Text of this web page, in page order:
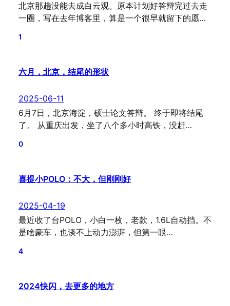
北京那趟没能去成白云观。原本计划好答辩完过去走
一圈，写在去年博客里，算是一个很早就留下的愿…
1
六月，北京，结尾的形状
2025-06-11
6月7日，北京海淀，硕士论文答辩。 终于即将结尾
了。 从重庆出发，坐了八个多小时高铁，没赶…
0
喜提小POLO：不大，但刚刚好
2025-04-19
最近收了台POLO，小白一枚，老款，1.6L自动挡。不
是啥豪车，也谈不上动力澎湃，但第一眼…
4
2024快闪，去更多的地方